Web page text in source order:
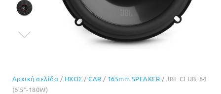
Αρχική σελίδα / ΗΧΟΣ /CAR / 165mm SPEAKER / JBL CLUB_64
(6.5″-180W)